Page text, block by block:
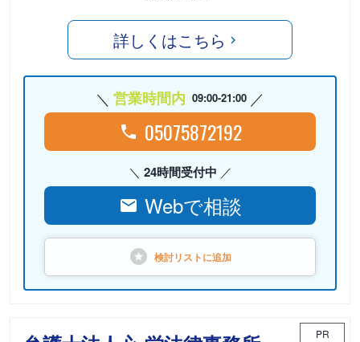
詳しくはこちら
営業時間内 09:00-21:00
05075872192
24時間受付中
Webで相談
検討リストに追加
PR